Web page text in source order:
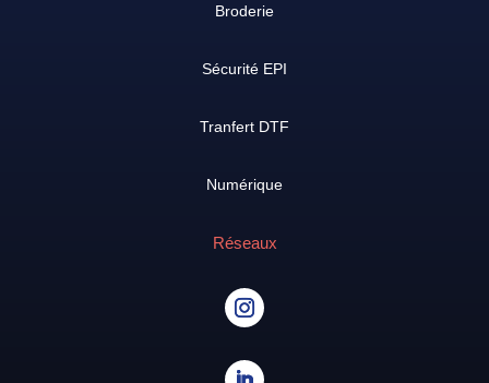
Broderie
Sécurité EPI
Tranfert DTF
Numérique
Réseaux